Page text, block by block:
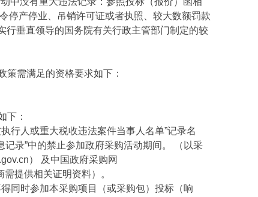
停产停业、吊销许可证或者执照、较大数额罚款
行垂直领导的国务院有关行政主管部门制定的较
需满足的资格要求如下：
下：
行人或重大税收违法案件当事人名单”记录名
录”中的禁止参加政府采购活动期间。 （以采
） 及中国政府采购网
提供相关证明资料）。
时参加本采购项目（或采购包）投标（响